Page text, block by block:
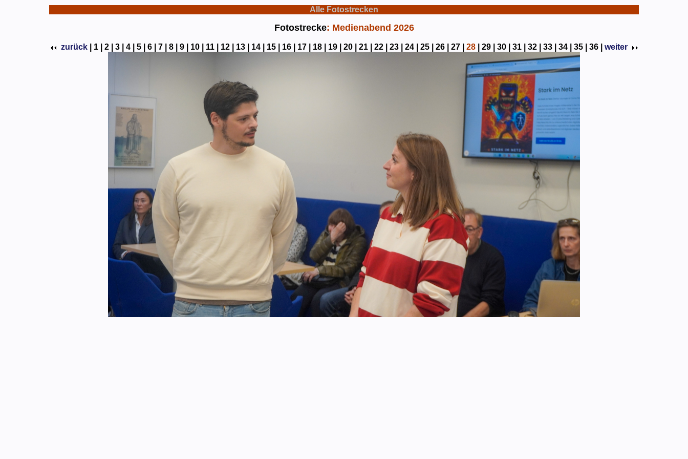
Alle Fotostrecken
Fotostrecke: Medienabend 2026
zurück 1 | 2 | 3 | 4 | 5 | 6 | 7 | 8 | 9 | 10 | 11 | 12 | 13 | 14 | 15 | 16 | 17 | 18 | 19 | 20 | 21 | 22 | 23 | 24 | 25 | 26 | 27 | 28| 29 | 30 | 31 | 32 | 33 | 34 | 35 | 36 | weiter